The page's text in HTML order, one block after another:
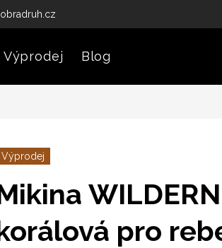
Výprodej Blog
Výprodej
pro